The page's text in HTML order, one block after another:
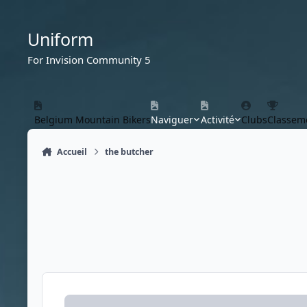
Uniform
For Invision Community 5
Belgium Mountain BikersNaviguer Activité Clubs
Accueil the butcher